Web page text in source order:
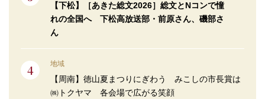
【下松】［あきた総文2026］総文とNコンで憧
れの全国へ 下松高放送部・前原さん、磯部さ
ん
地域
【周南】徳山夏まつりにぎわう みこしの市長賞は
㈱トクヤマ 各会場で広がる笑顔